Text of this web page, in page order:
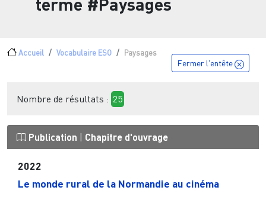
Fil d'Ariane
Accueil Vocabulaire ESO Paysages
Fermer l'entête
Nombre de résultats : 25
Publication Chapitre d'ouvrage
2022
Le monde rural de la Normandie au cinéma